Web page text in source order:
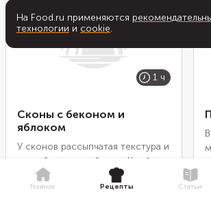
1 ч
Сконы с беконом и
яблоком
У сконов рассыпчатая текстура и
мягкий сливочный вкус. Чтобы
сделать их ярче, добавьте в
начинку обжаренный бекон и
На Food.ru применяются
технологии и cookie.
Главная Рецепты Статьи